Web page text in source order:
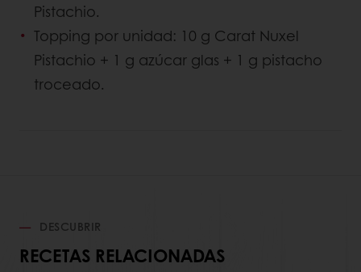
Pistachio.
Topping por unidad: 10 g Carat Nuxel
Pistachio + 1 g azúcar glas + 1 g pistacho
troceado.
DESCUBRIR
RECETAS RELACIONADAS